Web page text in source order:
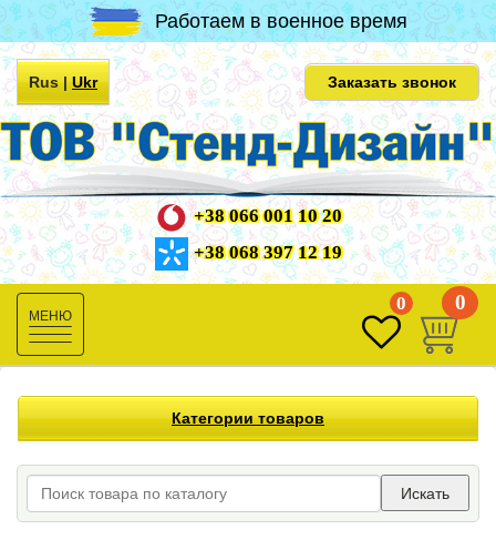
Работаем в военное время
Rus|Ukr Заказать звонок
+38 066 001 10 20
+38 068 397 12 19
Toggle
navigation
0 0
Категории товаров
Искать